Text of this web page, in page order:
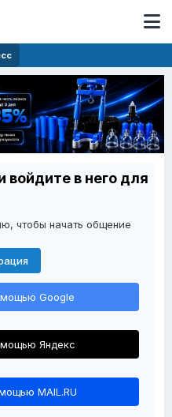
войдите в него для
чтобы начать общение
Google
Яндекс
MAIL.RU